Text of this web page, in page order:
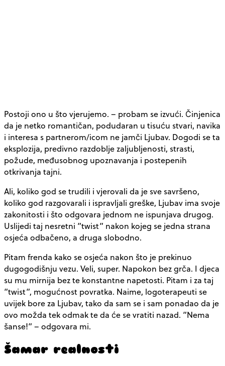
Postoji ono u što vjerujemo. – probam se izvući. Činjenica
da je netko romantičan, podudaran u tisuću stvari, navika
i interesa s partnerom/icom ne jamči Ljubav. Dogodi se ta
eksplozija, predivno razdoblje zaljubljenosti, strasti,
požude, međusobnog upoznavanja i postepenih
otkrivanja tajni.
Ali, koliko god se trudili i vjerovali da je sve savršeno,
koliko god razgovarali i ispravljali greške, Ljubav ima svoje
zakonitosti i što odgovara jednom ne ispunjava drugog.
Uslijedi taj nesretni ”twist” nakon kojeg se jedna strana
osjeća odbačeno, a druga slobodno.
Pitam frenda kako se osjeća nakon što je prekinuo
dugogodišnju vezu. Veli, super. Napokon bez grča. I djeca
su mu mirnija bez te konstantne napetosti. Pitam i za taj
”twist”, mogućnost povratka. Naime, logoterapeuti se
uvijek bore za Ljubav, tako da sam se i sam ponadao da je
ovo možda tek odmak te da će se vratiti nazad. ”Nema
šanse!” – odgovara mi.
Šamar realnosti